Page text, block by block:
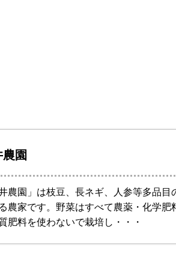
園
井農園」は枝豆、長ネギ、人参等多品目
農家です。野菜はすべて農薬・化学肥
肥料を使わないで栽培し・・・